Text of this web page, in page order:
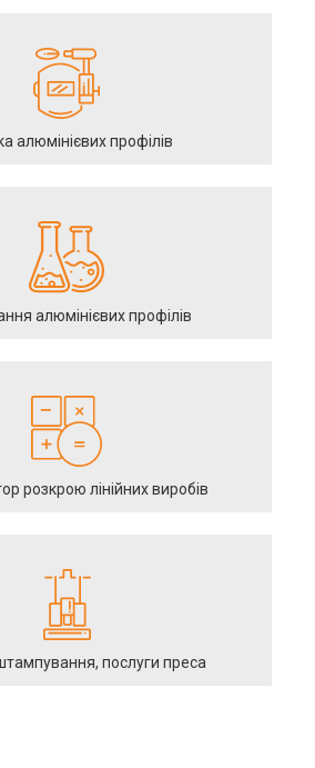
алюмінієвих профілів
алюмінієвих профілів
розкрою лінійних виробів
послуги преса